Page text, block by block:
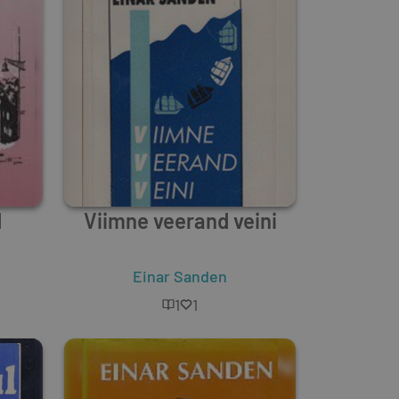
Viimne veerand veini
Einar Sanden
1
1